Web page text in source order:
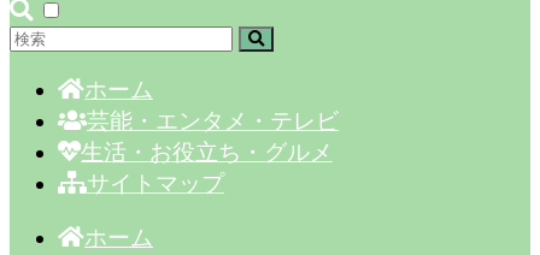
ホーム
芸能・エンタメ・テレビ
生活・お役立ち・グルメ
サイトマップ
ホーム